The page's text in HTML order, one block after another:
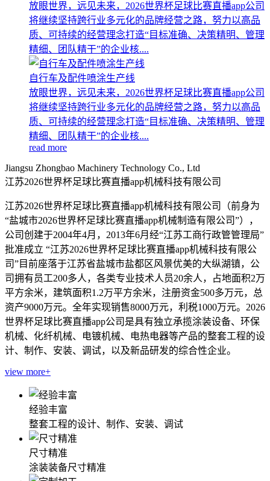
放眼世界，远见未来，2026世界杯足球比赛直播app公司
将继续坚持跨行业多元化的品牌经营之路，努力以高品
质、可持续的经营理念打造“目标准确、决策精明、管理
精细、团队精干”的企业核....
自行车及配件喷涂生产线
放眼世界，远见未来，2026世界杯足球比赛直播app公司
将继续坚持跨行业多元化的品牌经营之路，努力以高品
质、可持续的经营理念打造“目标准确、决策精明、管理
精细、团队精干”的企业核....
read more
Jiangsu Zhongbao Machinery Technology Co., Ltd
江苏2026世界杯足球比赛直播app机械科技有限公司
江苏2026世界杯足球比赛直播app机械科技有限公司（前身为
“盐城市2026世界杯足球比赛直播app机械制造有限公司”），
公司创建于2004年4月，2013年6月经“江苏工商行政管管理局”
批准成立 “江苏2026世界杯足球比赛直播app机械科技有限公
司”目前座落于江苏省盐城市盐都区风景优美的大纵湖镇，公
司拥有员工200多人，各类专业技术人员20余人，占地面积2万
平方余米，建筑面积1.2万平方余米，注册资金500多万元，总
资产9000万元。全年实现销售8000万元，利税1000万元。2026
世界杯足球比赛直播app公司是具有独立承揽涂装设备、环保
机械、化纤机械、电镀机械、电热电器等产品的整套工程的设
计、制作、安装、调试，以及新品研发的综合性企业。
view more+
经验丰富
整套工程的设计、制作、安装、调试
尺寸精准
涂装装备尺寸精准